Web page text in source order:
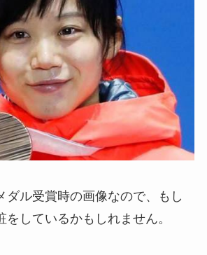
ダル受賞時の画像なので、もし
をしているかもしれません。